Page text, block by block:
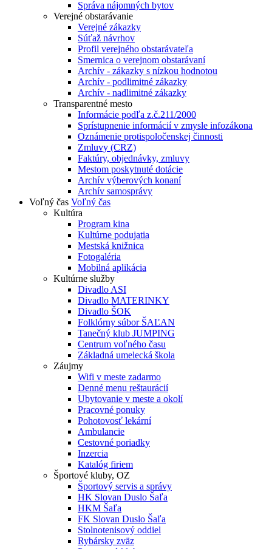
Správa nájomných bytov
Verejné obstarávanie
Verejné zákazky
Súťaž návrhov
Profil verejného obstarávateľa
Smernica o verejnom obstarávaní
Archív - zákazky s nízkou hodnotou
Archív - podlimitné zákazky
Archív - nadlimitné zákazky
Transparentné mesto
Informácie podľa z.č.211/2000
Sprístupnenie informácií v zmysle infozákona
Oznámenie protispoločenskej činnosti
Zmluvy (CRZ)
Faktúry, objednávky, zmluvy
Mestom poskytnuté dotácie
Archív výberových konaní
Archív samosprávy
Voľný čas Voľný čas
Kultúra
Program kina
Kultúrne podujatia
Mestská knižnica
Fotogaléria
Mobilná aplikácia
Kultúrne služby
Divadlo ASI
Divadlo MATERINKY
Divadlo ŠOK
Folklórny súbor ŠAĽAN
Tanečný klub JUMPING
Centrum voľného času
Základná umelecká škola
Záujmy
Wifi v meste zadarmo
Denné menu reštaurácií
Ubytovanie v meste a okolí
Pracovné ponuky
Pohotovosť lekární
Ambulancie
Cestovné poriadky
Inzercia
Katalóg firiem
Športové kluby, OZ
Športový servis a správy
HK Slovan Duslo Šaľa
HKM Šaľa
FK Slovan Duslo Šaľa
Stolnotenisový oddiel
Rybársky zväz